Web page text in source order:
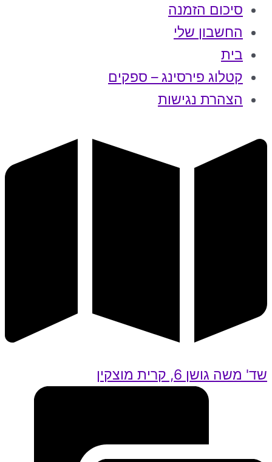
סיכום הזמנה
החשבון שלי
בית
קטלוג פירסינג – ספקים
הצהרת נגישות
שד' משה גושן 6, קרית מוצקין